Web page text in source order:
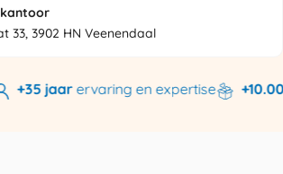
kantoor
33, 3902 HN Veenendaal
+35 jaarervaring en expertise